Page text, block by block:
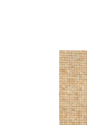
Salta [Cocoon] About